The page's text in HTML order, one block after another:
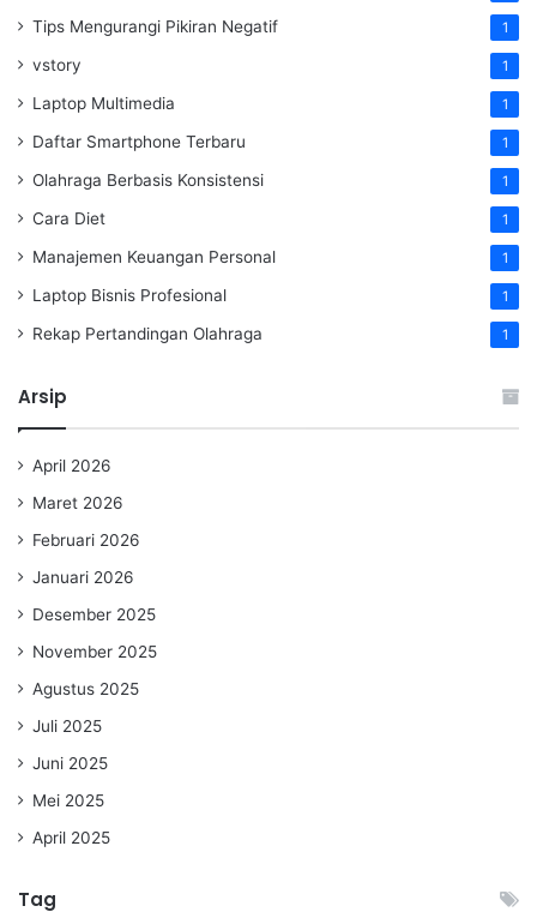
Tips Mengurangi Pikiran Negatif 1
vstory 1
Laptop Multimedia 1
Daftar Smartphone Terbaru 1
Olahraga Berbasis Konsistensi 1
Cara Diet 1
Manajemen Keuangan Personal 1
Laptop Bisnis Profesional 1
Rekap Pertandingan Olahraga 1
Arsip
April 2026
Maret 2026
Februari 2026
Januari 2026
Desember 2025
November 2025
Agustus 2025
Juli 2025
Juni 2025
Mei 2025
April 2025
Tag